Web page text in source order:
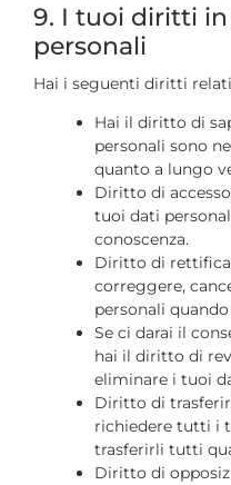
9. I tuoi diritti
personali
Hai i seguenti diritti
Hai il diritto di
personali sono
quanto a lungo
Diritto di
tuoi dati
conoscenza.
Diritto di
correggere,
personali
Se ci darai il
hai il diritto di
eliminare i tuoi
Diritto di
richiedere tutti i
trasferirli tutti
Diritto di